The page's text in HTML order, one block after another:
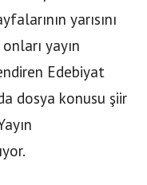
yarısını
yayın
Edebiyat
dosya konusu şiir